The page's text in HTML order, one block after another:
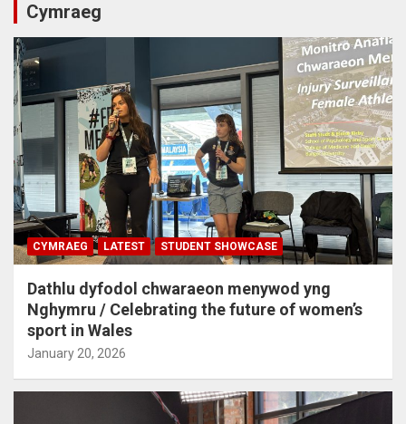
Cymraeg
CYMRAEG LATEST STUDENT SHOWCASE
Dathlu dyfodol chwaraeon menywod yng
Nghymru / Celebrating the future of women’s
sport in Wales
January 20, 2026